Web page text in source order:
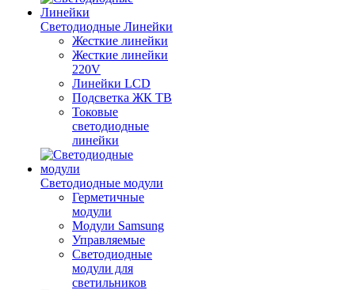
Светодиодные Линейки
Жесткие линейки
Жесткие линейки
220V
Линейки LCD
Подсветка ЖК ТВ
Токовые
светодиодные
линейки
Светодиодные модули
Герметичные
модули
Модули Samsung
Управляемые
Светодиодные
модули для
светильников